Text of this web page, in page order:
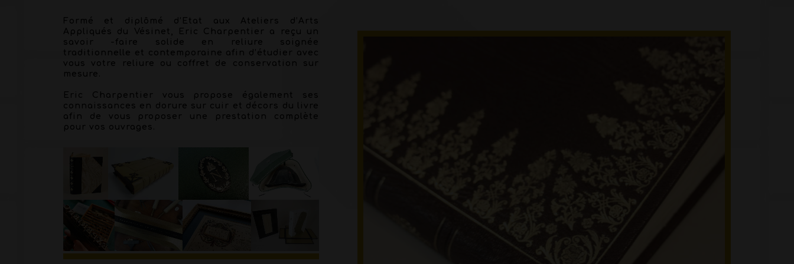
Formé et diplômé d’Etat aux Ateliers d’Arts
Appliqués du Vésinet, Eric Charpentier a reçu un
savoir -faire solide en reliure soignée
traditionnelle et contemporaine afin d’étudier avec
vous votre reliure ou coffret de conservation sur
mesure.
Eric Charpentier vous propose également ses
connaissances en dorure sur cuir et décors du livre
afin de vous proposer une prestation complète
pour vos ouvrages.